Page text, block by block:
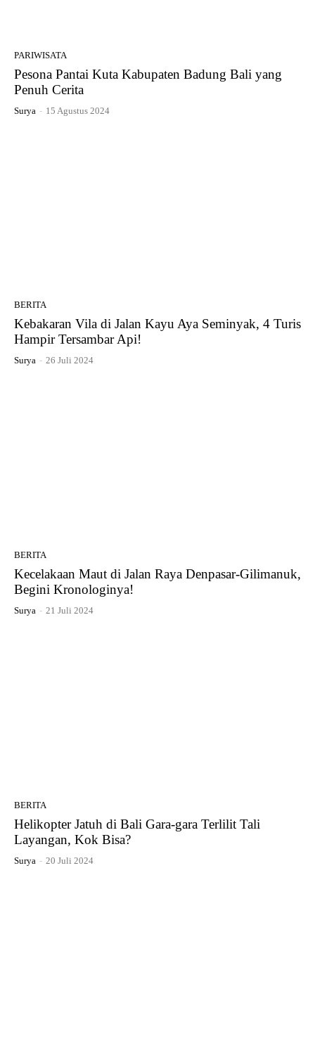
PARIWISATA
Pesona Pantai Kuta Kabupaten Badung Bali yang
Penuh Cerita
Surya - 15 Agustus 2024
BERITA
Kebakaran Vila di Jalan Kayu Aya Seminyak, 4 Turis
Hampir Tersambar Api!
Surya - 26 Juli 2024
BERITA
Kecelakaan Maut di Jalan Raya Denpasar-Gilimanuk,
Begini Kronologinya!
Surya - 21 Juli 2024
BERITA
Helikopter Jatuh di Bali Gara-gara Terlilit Tali
Layangan, Kok Bisa?
Surya - 20 Juli 2024